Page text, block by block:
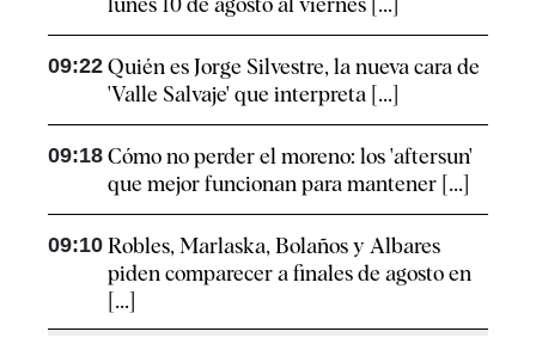
09:22 Quién es Jorge Silvestre, la nueva cara de
'Valle Salvaje' que interpreta [...]
09:18 Cómo no perder el moreno: los 'aftersun'
que mejor funcionan para mantener [...]
09:10 Robles, Marlaska, Bolaños y Albares
piden comparecer a finales de agosto en
[...]